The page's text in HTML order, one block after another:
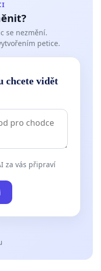
se nezmění.
petice.
chcete vidět
za vás připraví